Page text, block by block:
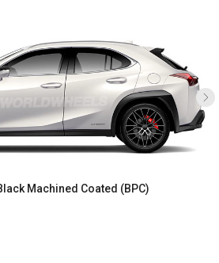
Machined Coated (BPC)